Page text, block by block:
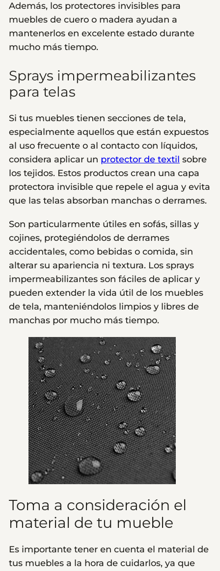
Además, los protectores invisibles para
muebles de cuero o madera ayudan a
mantenerlos en excelente estado durante
mucho más tiempo.
Sprays impermeabilizantes
para telas
Si tus muebles tienen secciones de tela,
especialmente aquellos que están expuestos
al uso frecuente o al contacto con líquidos,
considera aplicar un protector de textil sobre
los tejidos. Estos productos crean una capa
protectora invisible que repele el agua y evita
que las telas absorban manchas o derrames.
Son particularmente útiles en sofás, sillas y
cojines, protegiéndolos de derrames
accidentales, como bebidas o comida, sin
alterar su apariencia ni textura. Los sprays
impermeabilizantes son fáciles de aplicar y
pueden extender la vida útil de los muebles
de tela, manteniéndolos limpios y libres de
manchas por mucho más tiempo.
Toma a consideración el
material de tu mueble
Es importante tener en cuenta el material de
tus muebles a la hora de cuidarlos, ya que